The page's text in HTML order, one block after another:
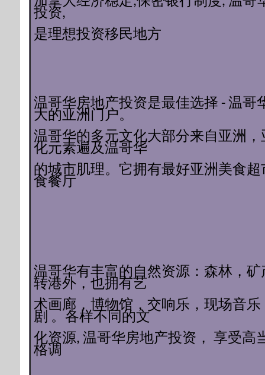
投资,
是理想投资移民地方
温哥华房地产投资是最佳选择 - 温哥
大的亚洲门户。
温哥华的多元文化大部分来自亚洲，
化元素遍及温哥华
的城市肌理。它拥有最好亚洲美食超
食餐厅
温哥华有丰富的自然资源：森林，矿
转港外，也拥有艺
术画廊，博物馆，交响乐，现场音乐
剧 。各样不同的文
化资源, 温哥华房地产投资， 享受高
格调